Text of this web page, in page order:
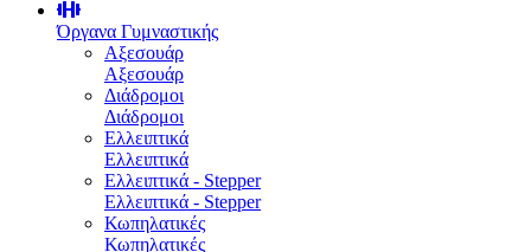
Όργανα Γυμναστικής
Αξεσουάρ
Αξεσουάρ
Διάδρομοι
Διάδρομοι
Ελλειπτικά
Ελλειπτικά
Ελλειπτικά - Stepper
Ελλειπτικά - Stepper
Κωπηλατικές
Κωπηλατικές